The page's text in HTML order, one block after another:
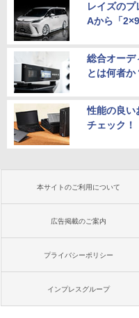
レイズの
Aから「
総合オーデ
とは何者か
性能の良い
チェック！
本サイトのご利用について
広告掲載のご案内
プライバシーポリシー
インプレスグループ